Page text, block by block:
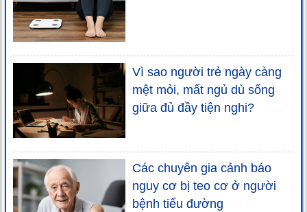
Vì sao người trẻ ngày càng
mệt mỏi, mất ngủ dù sống
giữa đủ đầy tiện nghi?
Các chuyên gia cảnh báo
nguy cơ bị teo cơ ở người
bệnh tiểu đường